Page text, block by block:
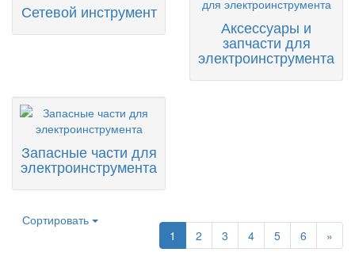
Сетевой инструмент
Аксессуары и
запчасти для
электроинструмента
Запасные части для
электроинструмента
Сортировать
1
2 3 4 5 6 »